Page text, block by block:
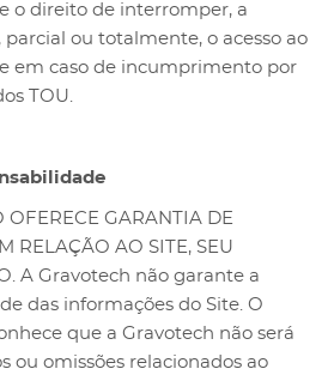
o direito de interromper, a
ou totalmente, o acesso ao
em caso de incumprimento por
TOU.
OFERECE GARANTIA DE
RELAÇÃO AO SITE, SEU
A Gravotech não garante a
das informações do Site. O
que a Gravotech não será
ou omissões relacionados ao